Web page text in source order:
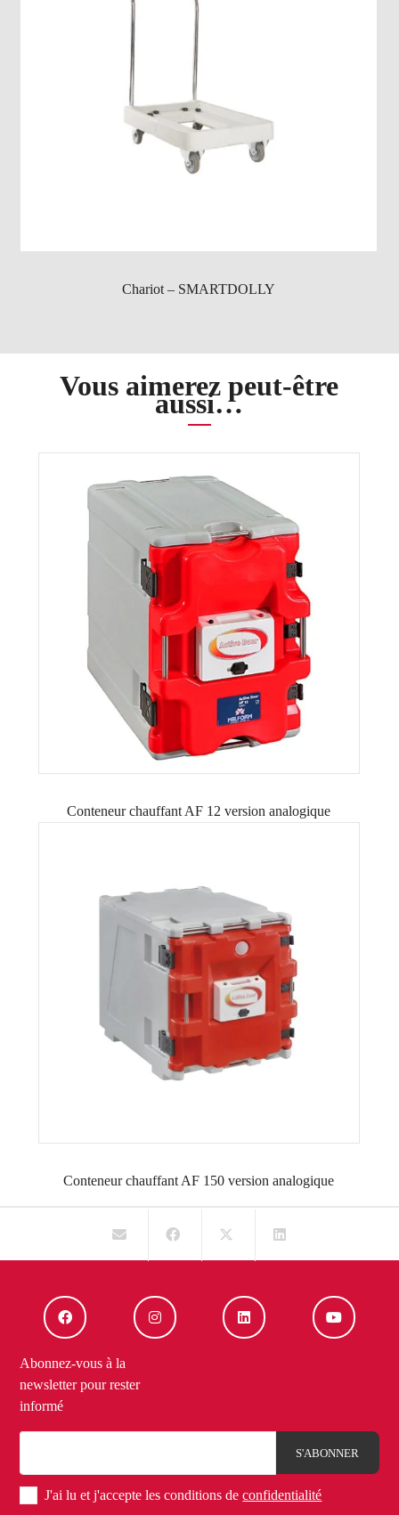
Chariot – SMARTDOLLY
Vous aimerez peut-être
aussi…
Conteneur chauffant AF 12 version analogique
Conteneur chauffant AF 150 version analogique
Abonnez-vous à la
newsletter pour rester
informé
J'ai lu et j'accepte les conditions deconfidentialité